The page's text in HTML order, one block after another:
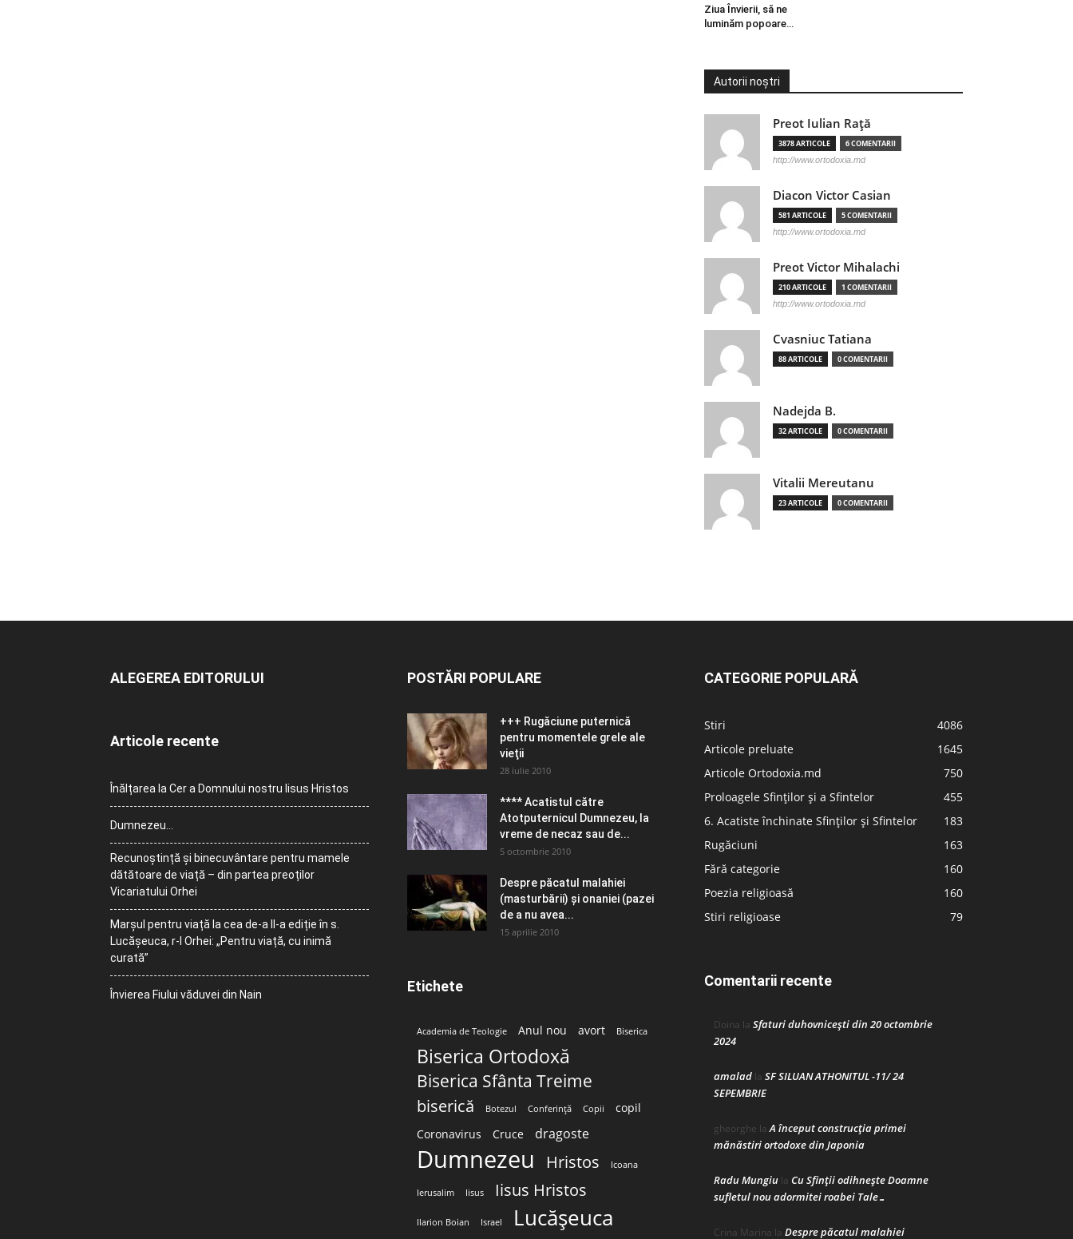
Ziua Învierii, să ne
luminăm popoare…
Autorii noștri
Preot Iulian Raţă
3878 ARTICOLE 6 COMENTARII
http://www.ortodoxia.md
Diacon Victor Casian
581 ARTICOLE 5 COMENTARII
http://www.ortodoxia.md
Preot Victor Mihalachi
210 ARTICOLE 1 COMENTARII
http://www.ortodoxia.md
Cvasniuc Tatiana
88 ARTICOLE 0 COMENTARII
Nadejda B.
32 ARTICOLE 0 COMENTARII
Vitalii Mereutanu
23 ARTICOLE 0 COMENTARII
ALEGEREA EDITORULUI
Articole recente
Înălțarea la Cer a Domnului nostru Iisus Hristos
Dumnezeu…
Recunoștință și binecuvântare pentru mamele
dătătoare de viață – din partea preoților
Vicariatului Orhei
Marșul pentru viață la cea de-a II-a ediție în s.
Lucășeuca, r-l Orhei: „Pentru viață, cu inimă
curată”
Învierea Fiului văduvei din Nain
POSTĂRI POPULARE
+++ Rugăciune puternică
pentru momentele grele ale
vieţii
28 iulie 2010
**** Acatistul către
Atotputernicul Dumnezeu, la
vreme de necaz sau de...
5 octombrie 2010
Despre păcatul malahiei
(masturbării) şi onaniei (pazei
de a nu avea...
15 aprilie 2010
Etichete
Academia de Teologie Anul nou avort Biserica
Biserica Ortodoxă
Biserica Sfânta Treime
biserică Botezul Conferință Copii
copil
Coronavirus
Cruce dragoste
Dumnezeu Hristos Icoana
Ierusalim Iisus Iisus Hristos
Ilarion Boian Israel Lucășeuca
CATEGORIE POPULARĂ
Stiri
4086
Articole preluate
1645
Articole Ortodoxia.md
750
Proloagele Sfinților și a Sfintelor
455
6. Acatiste închinate Sfinților și Sfintelor
183
Rugăciuni
163
Fără categorie
160
Poezia religioasă
160
Stiri religioase
79
Comentarii recente
Doina la Sfaturi duhovnicești din 20 octombrie
2024
amalad la SF SILUAN ATHONITUL -11/ 24
SEPEMBRIE
gheorghe laA început construcţia primei
mănăstiri ortodoxe din Japonia
Radu Mungiu la Cu Sfinții odihnește Doamne
sufletul nou adormitei roabei Tale…
Crina Marina la Despre păcatul malahiei